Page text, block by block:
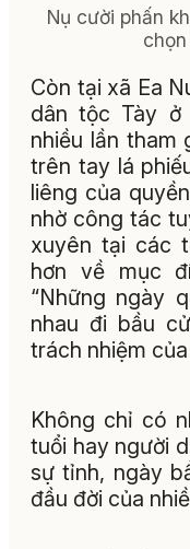
Nụ cười phấn
Còn tại xã Ea
dân tộc Tày ở
nhiều lần tham
trên tay lá
liêng của
nhờ công tác
xuyên tại các
hơn về mục
“Những ngày
nhau đi bầu
trách nhiệm của
Không chỉ có
tuổi hay người
sự tỉnh, ngày
đầu đời của